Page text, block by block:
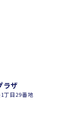
ラザ
丁目29番地